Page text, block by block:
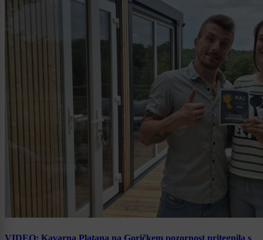
VIDEO: Kavarna Platana na Goričkem pozornost pritegnila s